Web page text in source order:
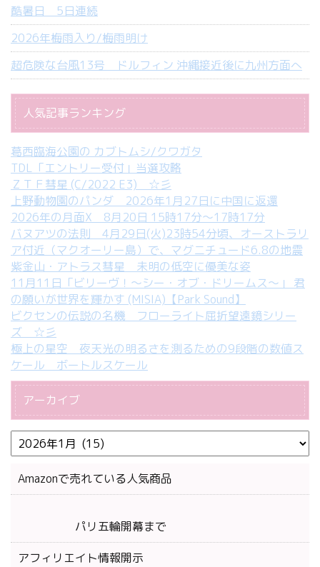
酷暑日 5日連続
2026年梅雨入り/梅雨明け
超危険な台風13号 ドルフィン 沖縄接近後に九州方面へ
人気記事ランキング
葛西臨海公園の カブトムシ/クワガタ
TDL「エントリー受付」当選攻略
ＺＴＦ彗星 (C/2022 E3) ☆彡
上野動物園のパンダ 2026年1月27日に中国に返還
2026年の月面X 8月20日 15時17分～17時17分
バヌアツの法則 4月29日(火)23時54分頃、オーストラリ
ア付近（マクオーリー島）で、マグニチュード6.8の地震
紫金山・アトラス彗星 未明の低空に優美な姿
11月11日「ビリーヴ！～シー・オブ・ドリームス～」 君
の願いが世界を輝かす (MISIA)【Park Sound】
ビクセンの伝説の名機 フローライト屈折望遠鏡シリー
ズ ☆彡
極上の星空 夜天光の明るさを測るための9段階の数値ス
ケール ボートルスケール
アーカイブ
Amazonで売れている人気商品
パリ五輪開幕まで
アフィリエイト情報開示